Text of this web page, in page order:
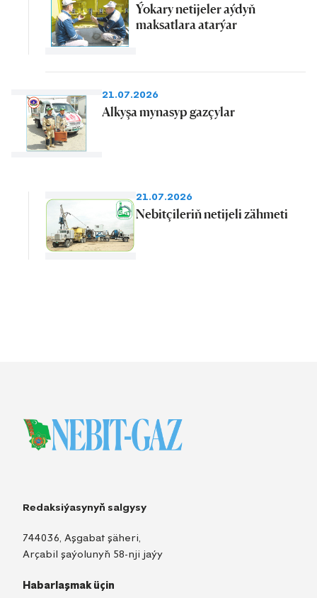
Ýokary netijeler aýdyň
maksatlara atarýar
21.07.2026
Alkyşa mynasyp gazçylar
21.07.2026
Nebitçileriň netijeli zähmeti
Redaksiýasynyň salgysy
744036, Aşgabat şäheri,
Arçabil şaýolunyň 58-nji jaýy
Habarlaşmak üçin